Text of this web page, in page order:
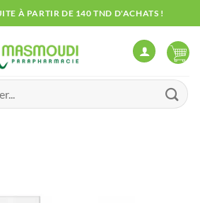
À PARTIR DE 140 TND D'ACHATS !